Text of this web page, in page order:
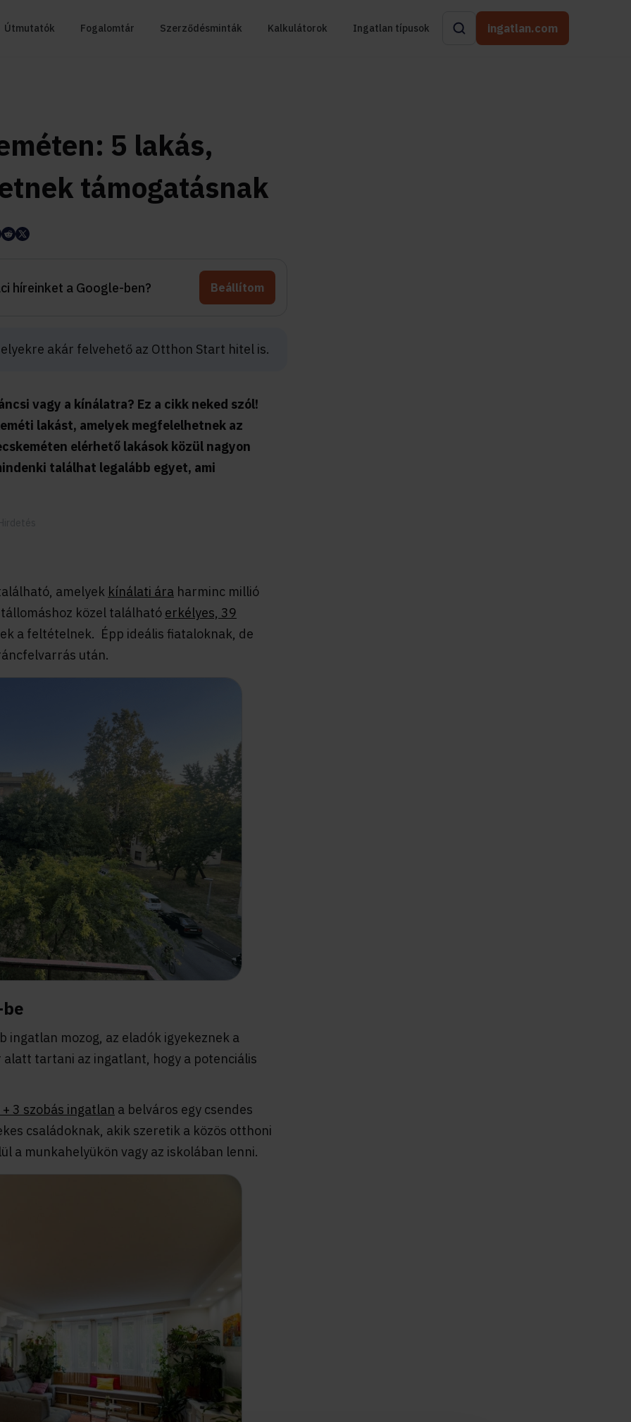
Útmutatók Fogalomtár Szerződésminták Kalkulátorok Ingatlan típusok ingatlan.com
5 lakás,
támogatásnak
híreinket a Google-ben? Beállítom
akár felvehető az Otthon Start hitel is.
vagy a kínálatra? Ez a cikk neked szól!
lakást, amelyek megfelelhetnek az
elérhető lakások közül nagyon
találhat legalább egyet, ami
amelyek kínálati ára harminc millió
közel található erkélyes, 39
a feltételnek. Épp ideális fiataloknak, de
után.
mozog, az eladók igyekeznek a
tartani az ingatlant, hogy a potenciális
3 szobás ingatlan a belváros egy csendes
családoknak, akik szeretik a közös otthoni
a munkahelyükön vagy az iskolában lenni.